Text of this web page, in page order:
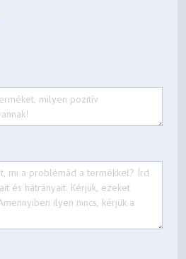
Hungary
2024-05-01